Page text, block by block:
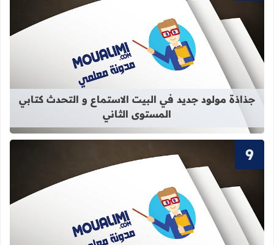
قراءة المزيد عن جذاذة مولود جديد
جذاذة مولود جديد في البيت الاستماع و التحدث كتابي
المستوى الثاني
قراءة المزيد عن سور القرآن الكريم